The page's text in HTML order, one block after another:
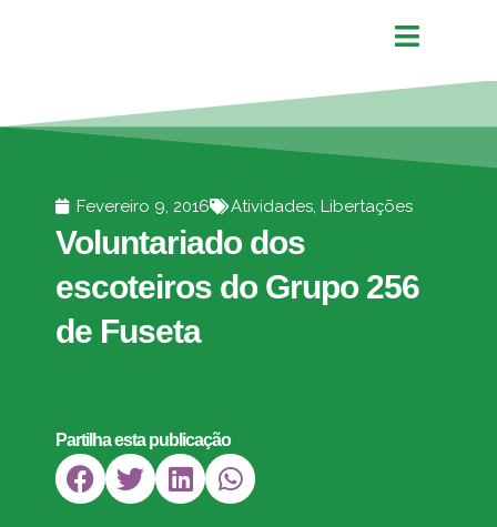
Fevereiro 9, 2016 Atividades, Libertações
Voluntariado dos
escoteiros do Grupo 256
de Fuseta
Partilha esta publicação